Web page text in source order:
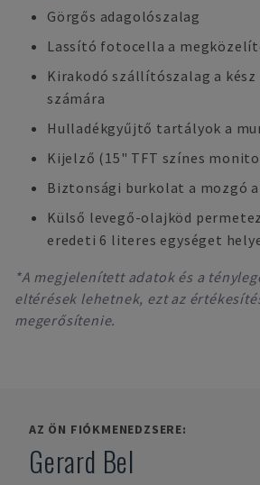
Görgős adagolószalag
Lassító fotocella a
Kirakodó szállítószalag a
számára
Hulladékgyűjtő tartályok a
Kijelző (15" TFT színes
Biztonsági burkolat a mozgó
Külső levegő-olajköd
eredeti 6 literes egységet
*A megjelenített adatok és a
eltérések lehetnek, ezt az
megerősítenie.
AZ ÖN FIÓKMENEDZSERE:
Gerard Bel